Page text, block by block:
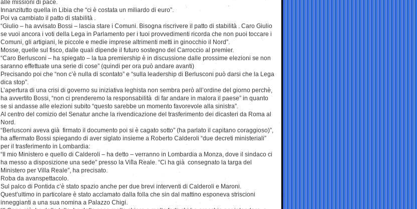
alle missioni di pace.
Innanzitutto quella in Libia che “ci è costata un miliardo di euro”.
Poi va cambiato il patto di stabilità .
“Giulio – ha avvisato Bossi – lascia stare i Comuni. Bisogna riscrivere il patto di stabilità . Caro Giulio
se vuoi ancora i voti della Lega in Parlamento per i tuoi provvedimenti ricorda che non puoi toccare i
Comuni, gli artigiani, le piccole e medie imprese altrimenti metti in ginocchio il Nord”.
Mosse, quelle sul fisco, dalle quali dipende il futuro sostegno del Carroccio al premier.
“Caro Berlusconi – ha spiegato – la tua premiership è in discussione dalle prossime elezioni se non
saranno effettuate una serie di cose” (quindi per ora può andare avanti)
Precisando poi che “non c’è nulla di scontato” e “sulla leadership di Berlusconi può darsi che la Lega
dica stop”.
L’apertura di una crisi di governo su iniziativa leghista non sembra però all’ordine del giorno perchè,
ha avvertito Bossi, “non ci prenderemo la responsabilità di far andare in malora il paese” in quanto
se si andasse alle elezioni subito “questo sarebbe un momento favorevole alla sinistra”.
Al centro del comizio del Senatur anche la rivendicazione del trasferimento dei dicasteri da Roma al
Nord.
“Berlusconi aveva già firmato il documento poi si è cagato sotto” (ha parlato il capitano coraggioso)”,
ha affermato Bossi spiegando di aver siglato insieme a Roberto Calderoli “due decreti ministeriali”
per il trasferimento in Lombardia:
“Il mio Ministero e quello di Calderoli – ha detto – verranno in Lombardia a Monza, dove il sindaco ci
ha messo a disposizione una sede” presso la Villa Reale. “Ci ha già consegnato la targa del
Ministero per Villa Reale”, ha precisato.
Roba da avanspettacolo.
Sul palco di Pontida c’è stato spazio anche per due brevi interventi di Calderoli e Maroni.
Quest’ultimo in particolare è stato acclamato dalla folla che sin dal mattino esponeva striscioni
inneggianti a una sua nomina a Palazzo Chigi.